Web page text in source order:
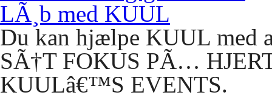
LÃ ¸b med KUUL
Du kan hjælpe KUUL med
SÃ†T FOKUS PÃ…
KUULâ€™S EVENTS.